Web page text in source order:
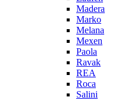
Madera
Marko
Melana
Mexen
Paola
Ravak
REA
Roca
Salini